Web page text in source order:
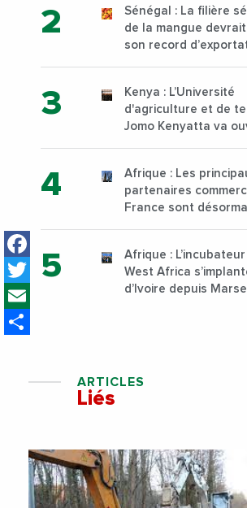
Facebook
Twitter
Sénégal : La filière
de la mangue
son record
Kenya : L’Université
d'agriculture et de
Jomo Kenyatta va
sur son campus de
Nairobi dès janvier
Afrique : Les
partenaires
France sont
Afrique :
West Africa
d’Ivoire depuis
ARTICLES
Liés